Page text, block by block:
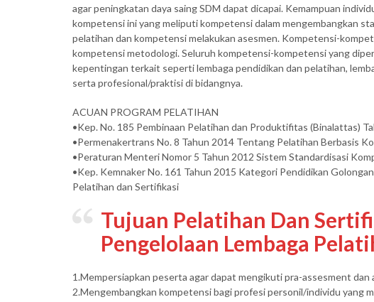
agar peningkatan daya saing SDM dapat dicapai. Kemampuan
kompetensi ini yang meliputi kompetensi dalam mengembangkan
pelatihan dan kompetensi melakukan asesmen. Kompetensi-
kompetensi metodologi. Seluruh kompetensi-kompetensi yang
kepentingan terkait seperti lembaga pendidikan dan pelatihan,
serta profesional/praktisi di bidangnya.
ACUAN PROGRAM PELATIHAN
•Kep. No. 185 Pembinaan Pelatihan dan Produktifitas (Binalattas)
•Permenakertrans No. 8 Tahun 2014 Tentang Pelatihan Berbasis
•Peraturan Menteri Nomor 5 Tahun 2012 Sistem Standardisasi
•Kep. Kemnaker No. 161 Tahun 2015 Kategori Pendidikan
Pelatihan dan Sertifikasi
Tujuan Pelatihan Dan
Pengelolaan Lembaga
1.Mempersiapkan peserta agar dapat mengikuti pra-assesment dan
2.Mengembangkan kompetensi bagi profesi personil/individu yang